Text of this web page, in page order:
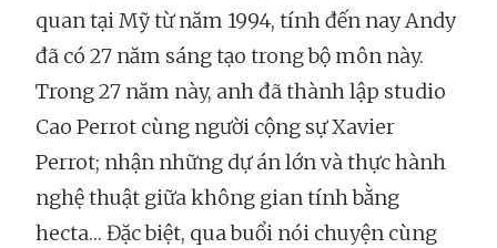
quan tại Mỹ từ năm 1994, tính đến nay Andy
đã có 27 năm sáng tạo trong bộ môn này.
Trong 27 năm này, anh đã thành lập studio
Cao Perrot cùng người cộng sự Xavier
Perrot; nhận những dự án lớn và thực hành
nghệ thuật giữa không gian tính bằng
hecta… Đặc biệt, qua buổi nói chuyện cùng